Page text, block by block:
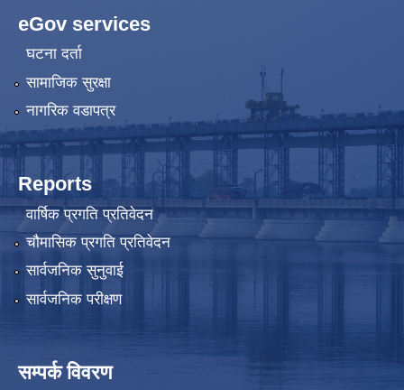
eGov services
घटना दर्ता
सामाजिक सुरक्षा
नागरिक वडापत्र
Reports
वार्षिक प्रगति प्रतिवेदन
चौमासिक प्रगति प्रतिवेदन
सार्वजनिक सुनुवाई
सार्वजनिक परीक्षण
सम्पर्क विवरण